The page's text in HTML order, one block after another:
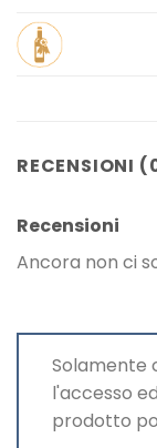
RECENSIONI
Recensioni
Ancora non ci
Solamente
l'accesso
prodotto